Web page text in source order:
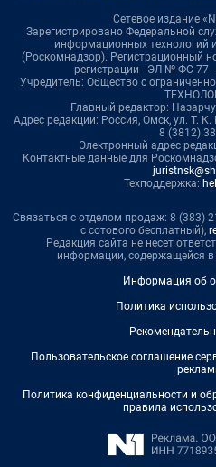
Сетевое издание
Зарегистрировано Федеральной
информационных технологий
(Роскомнадзор). Регистрационный
регистрации - ЭЛ № ФС 77 -
Учредитель: Общество с
Главный редактор:
Адрес редакции: Россия, Омск, ул. Т.
8 (3812)
Электронный адрес
Контактные данные для
Техподдержка:
Связаться с отделом продаж: 8 (383)
с сотового бесплатный),
Редакция сайта не несет
информации, содержащейся
Информация об
Политика
Пользовательское соглашение
Политика конфиденциальности и
правила